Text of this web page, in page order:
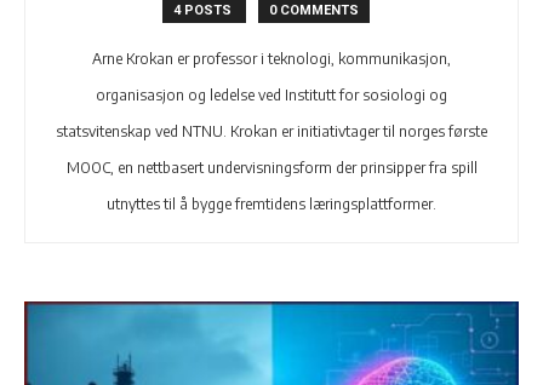
4 POSTS 0 COMMENTS
Arne Krokan er professor i teknologi, kommunikasjon,
organisasjon og ledelse ved Institutt for sosiologi og
statsvitenskap ved NTNU. Krokan er initiativtager til norges første
MOOC, en nettbasert undervisningsform der prinsipper fra spill
utnyttes til å bygge fremtidens læringsplattformer.